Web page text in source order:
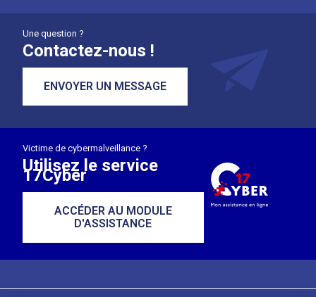
Une question ?
Contactez-nous !
ENVOYER UN MESSAGE
Victime de cybermalveillance ?
Utilisez le service
17Cyber
ACCÉDER AU MODULE
D'ASSISTANCE